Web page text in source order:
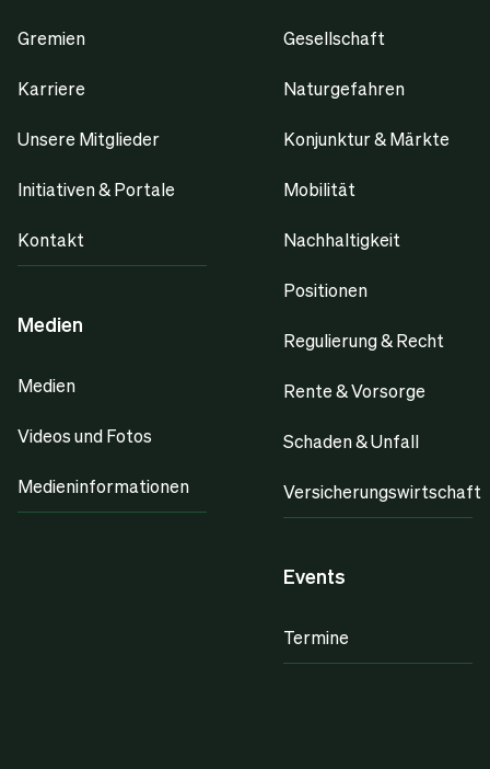
Gremien
Karriere
Unsere Mitglieder
Initiativen & Portale
Kontakt
Medien
Medien
Videos und Fotos
Medieninformationen
Gesellschaft
Naturgefahren
Konjunktur & Märkte
Mobilität
Nachhaltigkeit
Positionen
Regulierung & Recht
Rente & Vorsorge
Schaden & Unfall
Versicherungswirtschaft
Events
Termine